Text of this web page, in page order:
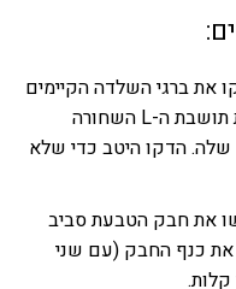
את ברגי השלדה הקיימים
באזור צוואר הקורקינט, והרכיבו את תושבת ה-L השחורה
שלה. הדקו היטב כדי שלא
את חבק הטבעת סביב
את כנף החבק (עם שני
קלות.